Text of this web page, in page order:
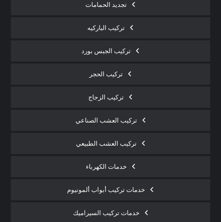
تجديد الحمامات
تركيب الباركيه
تركيب الجبس بورد
تركيب الحجر
تركيب الزجاج
تركيب العشب الصناعي
تركيب العشب الطبيعي
خدمات الكهرباء
خدمات تركيب أبواب ألمونيوم
خدمات تركيب السيراميك